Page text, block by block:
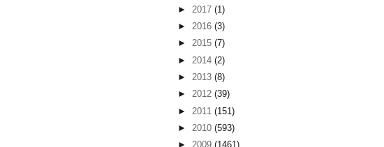
► 2017 (1)
► 2016 (3)
► 2015 (7)
► 2014 (2)
► 2013 (8)
► 2012 (39)
► 2011 (151)
► 2010 (593)
► 2009 (1461)